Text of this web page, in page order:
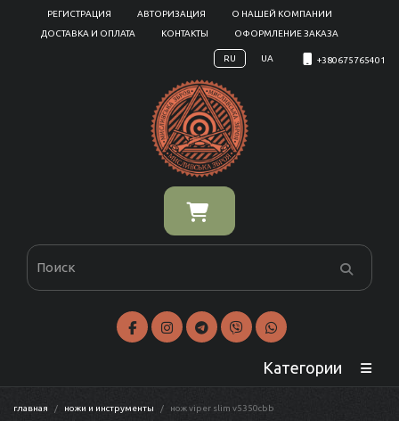
РЕГИСТРАЦИЯ АВТОРИЗАЦИЯ
О НАШЕЙ КОМПАНИИ
ДОСТАВКА И ОПЛАТА
КОНТАКТЫ ОФОРМЛЕНИЕ ЗАКАЗА
RU UA +380675765401
Категории
главная ножи и инструменты нож viper slim v5350cbb